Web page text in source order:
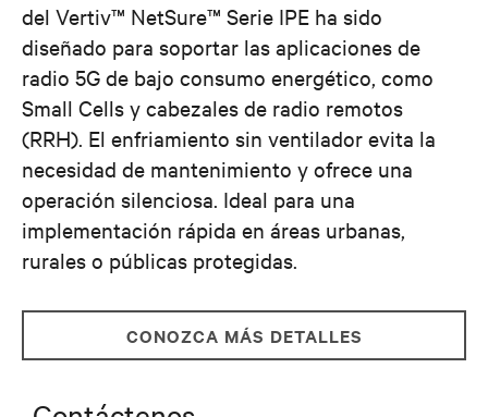
del Vertiv™ NetSure™ Serie IPE ha sido
diseñado para soportar las aplicaciones de
radio 5G de bajo consumo energético, como
Small Cells y cabezales de radio remotos
(RRH). El enfriamiento sin ventilador evita la
necesidad de mantenimiento y ofrece una
operación silenciosa. Ideal para una
implementación rápida en áreas urbanas,
rurales o públicas protegidas.
CONOZCA MÁS DETALLES